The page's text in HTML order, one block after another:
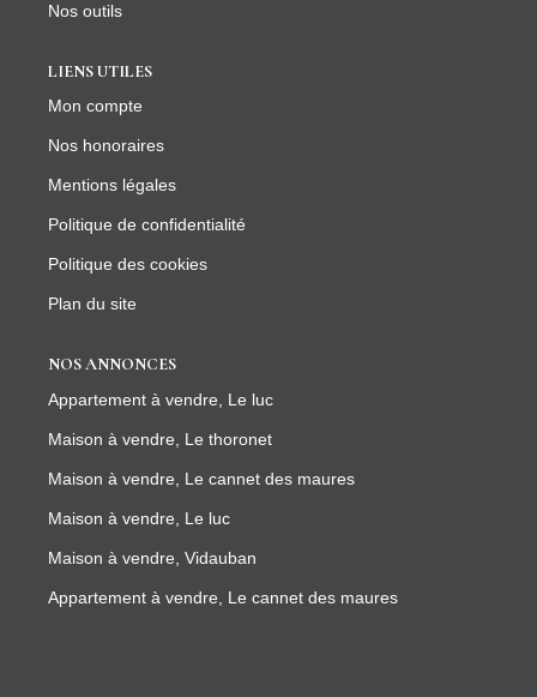
Nos outils
LIENS UTILES
Mon compte
Nos honoraires
Mentions légales
Politique de confidentialité
Politique des cookies
Plan du site
NOS ANNONCES
Appartement à vendre, Le luc
Maison à vendre, Le thoronet
Maison à vendre, Le cannet des maures
Maison à vendre, Le luc
Maison à vendre, Vidauban
Appartement à vendre, Le cannet des maures